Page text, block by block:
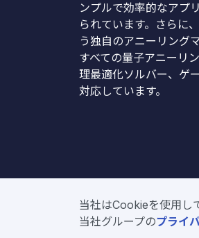
当社はCookieを使用し
当社グループのプライ
ンプルで効率的なアプ
られています。さらに
う独自のアニーリング
すべての量子アニーリ
理最適化ソルバー、ゲ
対応しています。